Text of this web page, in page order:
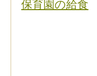
保育園の給食